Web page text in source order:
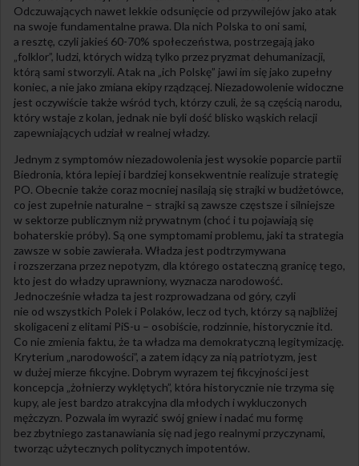
Odczuwających nawet lekkie odsunięcie od przywilejów jako atak
na swoje fundamentalne prawa. Dla nich Polska to oni sami,
a resztę, czyli jakieś 60-70% społeczeństwa, postrzegają jako
„folklor”, ludzi, których widzą tylko przez pryzmat dehumanizacji,
którą sami stworzyli. Atak na „ich Polskę” jawi im się jako zupełny
koniec, a nie jako zmiana ekipy rządzącej. Niezadowolenie widoczne
jest oczywiście także wśród tych, którzy czuli, że są częścią narodu,
który wstaje z kolan, jednak nie byli dość blisko wąskich relacji
zapewniających udział w realnej władzy.
Jednym z symptomów niezadowolenia jest wysokie poparcie partii
Biedronia, która lepiej i bardziej konsekwentnie realizuje strategię
PO. Obecnie także coraz mocniej nasilają się strajki w budżetówce,
co jest zupełnie naturalne – strajki są zawsze częstsze i silniejsze
w sektorze publicznym niż prywatnym (choć i tu pojawiają się
bohaterskie próby). Są one symptomami problemu, jaki ta strategia
zawsze w sobie zawierała. Władza jest podtrzymywana
i rozszerzana przez nepotyzm, dla którego ostateczną granicę tego,
kto jest do władzy uprawniony, wyznacza narodowość.
Jednocześnie władza ta jest rozprowadzana od góry, czyli
nie od wszystkich Polek i Polaków, lecz od tych, którzy są najbliżej
skoligaceni z elitami PiS-u – osobiście, rodzinnie, historycznie itd.
Co nie zmienia faktu, że ta władza ma demokratyczną legitymizację.
Kryterium „narodowości”, a zatem idący za nią patriotyzm, jest
w dużej mierze fikcyjne. Dobrym wyrazem tej fikcyjności jest
koncepcja „żołnierzy wyklętych”, która historycznie nie trzyma się
kupy, ale jest bardzo atrakcyjna dla młodych i wykluczonych
mężczyzn. Pozwala im wyrazić swój gniew i nadać mu formę
bez zbytniego zastanawiania się nad jego realnymi przyczynami,
tworząc użytecznych politycznych impotentów.